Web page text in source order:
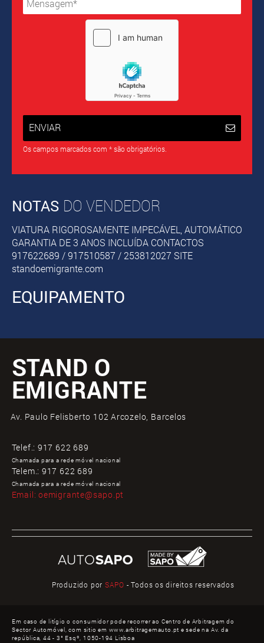
ENVIAR
Os campos marcados com * são obrigatórios.
NOTAS DO VENDEDOR
VIATURA RIGOROSAMENTE IMPECÁVEL, AUTOMÁTICO
GARANTIA DE 3 ANOS INCLUÍDA CONTACTOS
917622689 / 917510587 / 253812027 SITE
standoemigrante.com
EQUIPAMENTO
STAND O
EMIGRANTE
Av. Paulo Felisberto 102 Arcozelo, Barcelos
Telef.: 917 622 689
Chamada para a rede móvel nacional
Telem.: 917 622 689
Chamada para a rede móvel nacional
Email:oemigrante@sapo.pt
Produzido por SAPO - Todos os direitos reservados
Em caso de litígio o consumidor pode recorrer ao Centro de Arbitragem do
Sector Automóvel, com sitio em www.arbitragemauto.pt e sede na Av. da
república, 44 - 3° Esqº, 1050-194 Lisboa